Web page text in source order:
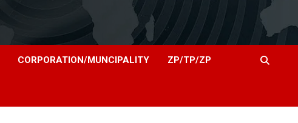
CORPORATION/MUNCIPALITY ZP/TP/ZP